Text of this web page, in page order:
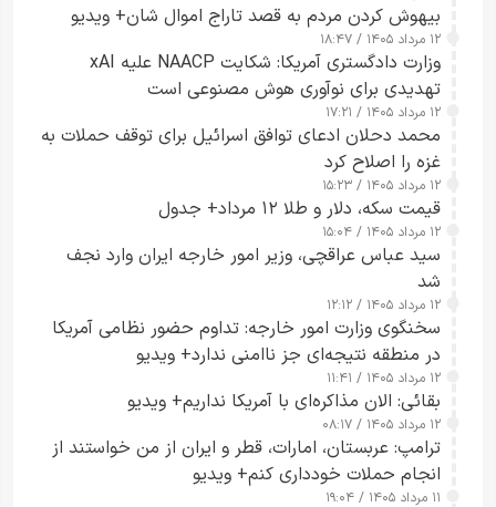
بیهوش کردن مردم به قصد تاراج اموال شان+ ویدیو
۱۲ مرداد ۱۴۰۵ / ۱۸:۴۷
وزارت دادگستری آمریکا: شکایت NAACP علیه xAI
تهدیدی برای نوآوری هوش مصنوعی است
۱۲ مرداد ۱۴۰۵ / ۱۷:۲۱
محمد دحلان ادعای توافق اسرائیل برای توقف حملات به
غزه را اصلاح کرد
۱۲ مرداد ۱۴۰۵ / ۱۵:۲۳
قیمت سکه، دلار و طلا ۱۲ مرداد+ جدول
۱۲ مرداد ۱۴۰۵ / ۱۵:۰۴
سید عباس عراقچی، وزیر امور خارجه ایران وارد نجف
شد
۱۲ مرداد ۱۴۰۵ / ۱۲:۱۲
سخنگوی وزارت امور خارجه: تداوم حضور نظامی آمریکا
در منطقه نتیجه‌ای جز ناامنی ندارد+ ویدیو
۱۲ مرداد ۱۴۰۵ / ۱۱:۴۱
بقائی: الان مذاکره‌ای با آمریکا نداریم+ ویدیو
۱۲ مرداد ۱۴۰۵ / ۰۸:۱۷
ترامپ: عربستان، امارات، قطر و ایران از من خواستند از
انجام حملات خودداری کنم+ ویدیو
۱۱ مرداد ۱۴۰۵ / ۱۹:۰۴